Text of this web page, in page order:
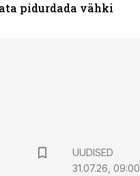
pidurdada vähki
UUDISED
31.07.26, 09:00